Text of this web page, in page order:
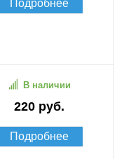
Подробнее
220 руб.
В наличии
Подробнее